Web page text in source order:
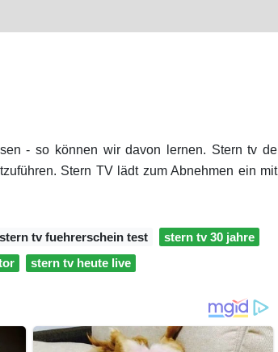
- so können wir davon lernen. Stern tv de
Stern TV lädt zum Abnehmen ein mit
stern tv fuehrerschein test
stern tv 30 jahre
stern tv heute live